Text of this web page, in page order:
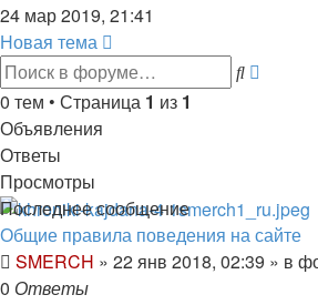
к
последнему
сообщению
24 мар 2019, 21:41
Новая тема
Поиск
0 тем • Страница 1 из 1
Объявления
Ответы
Просмотры
Последнее сообщение
Общие правила поведения на сайте
SMERCH » 22 янв 2018, 02:39 » в
0 Ответы